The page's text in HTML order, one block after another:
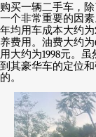
购买一辆二手车，
一个非常重要的因
年均用车成本大约为
养费用。油费大约为
用大约为1998元。虽
到其豪华车的定位
的。